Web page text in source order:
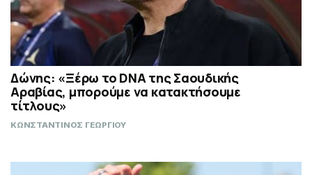
Δώνης: «Ξέρω το DNA της Σαουδικής
Αραβίας, μπορούμε να κατακτήσουμε
τίτλους»
ΚΩΝΣΤΑΝΤΙΝΟΣ ΓΕΩΡΓΙΟΥ